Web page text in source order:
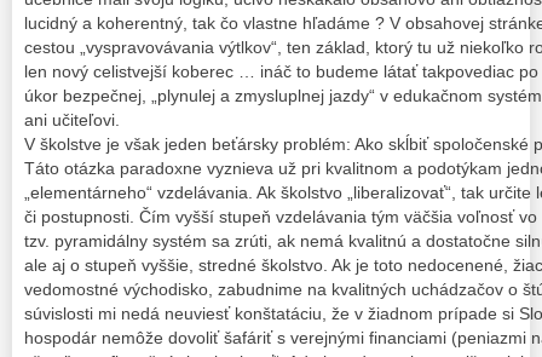
lucidný a koherentný, tak čo vlastne hľadáme ? V obsahovej
cestou „vyspravovávania výtlkov“, ten základ, ktorý tu už niekoľko
len nový celistvejší koberec … ináč to budeme látať takpovediac
úkor bezpečnej, „plynulej a zmysluplnej jazdy“ v edukačnom
ani učiteľovi.
V školstve je však jeden beťársky problém: Ako skĺbiť spoločenské
Táto otázka paradoxne vyznieva už pri kvalitnom a podotýkam
„elementárneho“ vzdelávania. Ak školstvo „liberalizovať“, tak určite
či postupnosti. Čím vyšší stupeň vzdelávania tým väčšia voľnosť
tzv. pyramidálny systém sa zrúti, ak nemá kvalitnú a dostatočne
ale aj o stupeň vyššie, stredné školstvo. Ak je toto nedocenené,
vedomostné východisko, zabudnime na kvalitných uchádzačov o
súvislosti mi nedá neuviesť konštatáciu, že v žiadnom prípade si
hospodár nemôže dovoliť šafáriť s verejnými financiami (peniazmi